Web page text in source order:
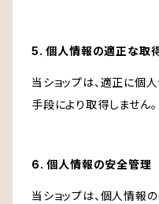
5. 個人情報の適正な取
当ショップは、適正に個
手段により取得しません。
6. 個人情報の安全管理
当ショップは、個人情報